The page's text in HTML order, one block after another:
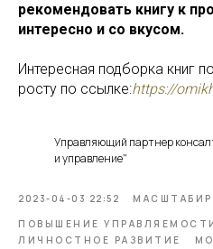
рекомендовать книгу к
интересно и со вкусом.
Интересная подборка книг
росту по ссылке:https://
Управляющий партнер
и управление"
2023-04-03 22:52
ПОВЫШЕНИЕ
ЛИЧНОСТНОЕ РАЗВИТИЕ